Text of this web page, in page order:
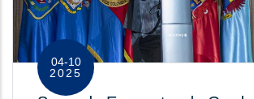
04-10
2025